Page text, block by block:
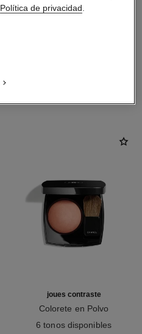
joues contraste
Colorete en Polvo
6 tonos disponibles
Política de privacidad